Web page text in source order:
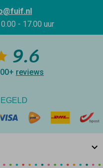
- 17.00 uur
9.6
reviews